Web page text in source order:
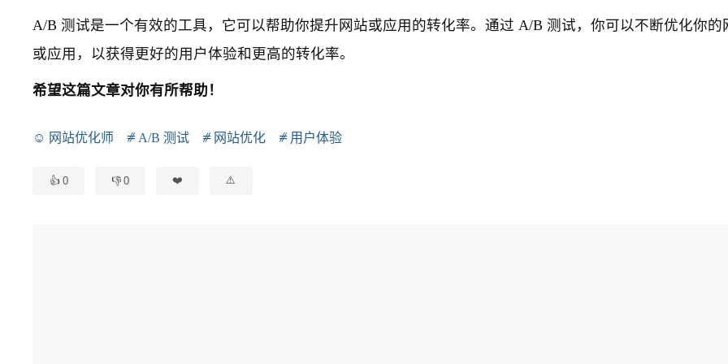
A/B 测试是一个有效的工具，它可以帮助你提升网站或应用的转化率。通过 A/B 测试，你可以不断优化你的
或应用，以获得更好的用户体验和更高的转化率。
希望这篇文章对你有所帮助！
网站优化师 A/B 测试 网站优化 用户体验
0 0